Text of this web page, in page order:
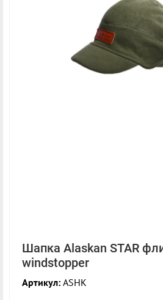
Шапка Alaskan STAR
windstopper
Артикул: ASHK